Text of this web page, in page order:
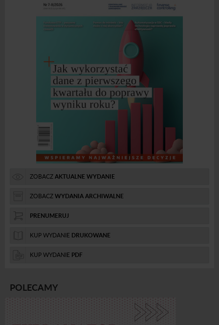
ZOBACZAKTUALNE WYDANIE
ZOBACZWYDANIA ARCHIWALNE
PRENUMERUJ
KUP WYDANIE DRUKOWANE
KUP WYDANIE PDF
POLECAMY